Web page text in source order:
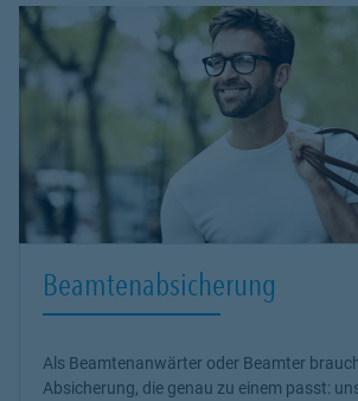
Beamtenabsicherung
Als Beamtenanwärter oder Beamter
Absicherung, die genau zu einem passt: